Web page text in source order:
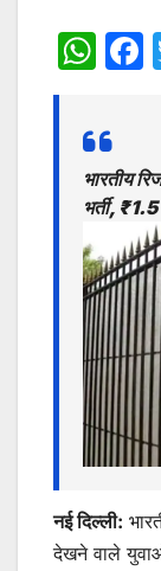
W
at
s
A
p
p
भारतीय
भर्ती,
नई दिल्ली:
देखने वाले